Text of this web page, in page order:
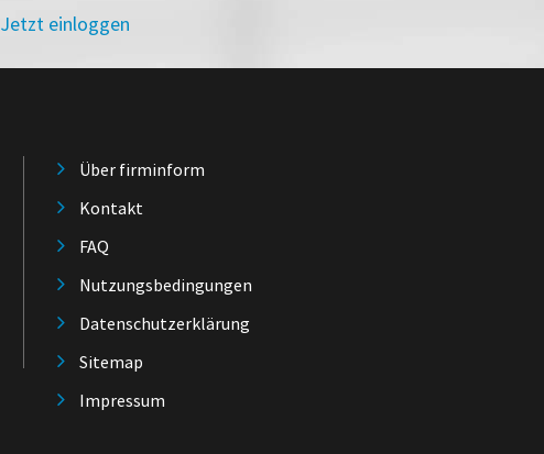
Jetzt einloggen
Über firminform
Kontakt
FAQ
Nutzungsbedingungen
Datenschutzerklärung
Sitemap
Impressum